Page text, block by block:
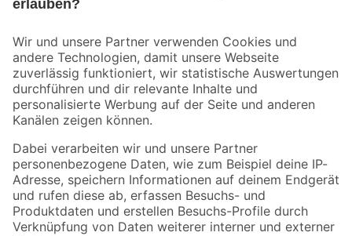
Der toom Newsletter: Keine Angebote und Aktionen mehr verpassen!
Zur Newsletter Anmeldung
Folge uns
Zahlungsarten Versandarten